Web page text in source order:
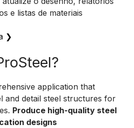
e listas de materiais
❯
application that
and detail steel structures for
Produce high-quality steel
designs